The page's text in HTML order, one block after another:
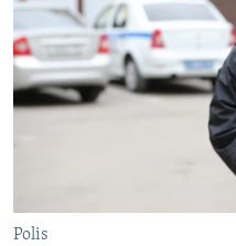
Polis